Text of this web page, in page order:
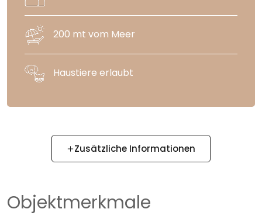
200 mt vom Meer
Haustiere erlaubt
Zusätzliche Informationen
Objektmerkmale